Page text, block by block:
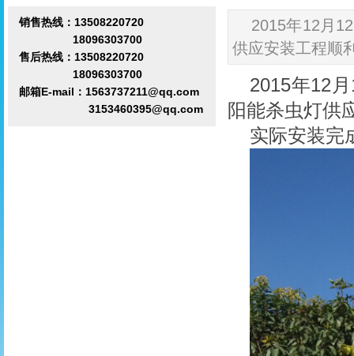
2015年12月
供应安装工程顺
2015年12
阳能杀虫灯供
实际安装完
销售热线：13508220720
18096303700
售后热线：13508220720
18096303700
邮箱E-mail：1563737211@qq.com
3153460395@qq.com